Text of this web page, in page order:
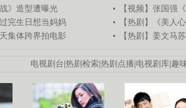
》造型遭曝光
【视频】张国强
完生日想当妈妈
【热剧】《美人
集体跨界拍电影
【热剧】姜文马
电视剧台|热剧检索|热剧点播|电视剧库|趣